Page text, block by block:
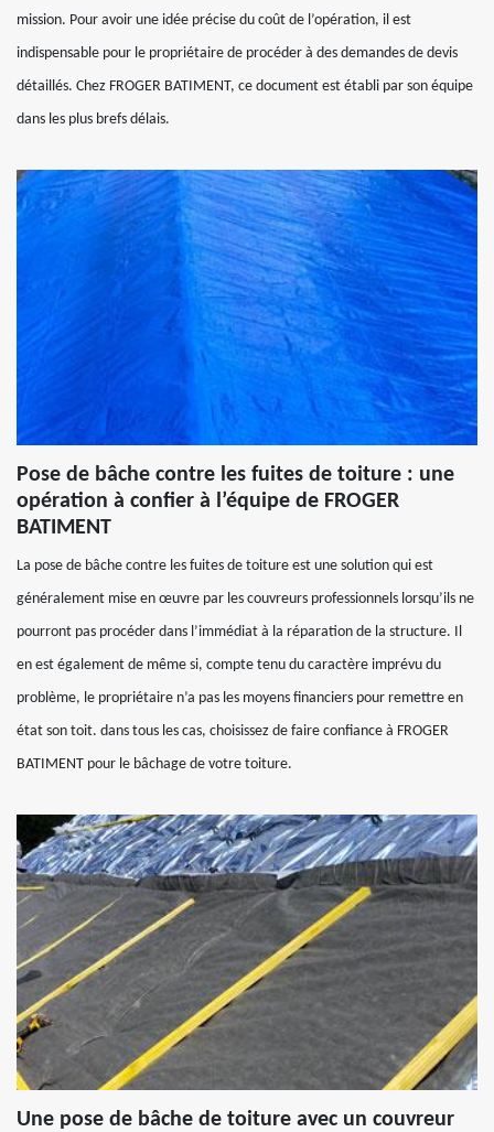
mission. Pour avoir une idée précise du coût de l’opération, il est
indispensable pour le propriétaire de procéder à des demandes de devis
détaillés. Chez FROGER BATIMENT, ce document est établi par son équipe
dans les plus brefs délais.
Pose de bâche contre les fuites de toiture : une
opération à confier à l’équipe de FROGER
BATIMENT
La pose de bâche contre les fuites de toiture est une solution qui est
généralement mise en œuvre par les couvreurs professionnels lorsqu’ils ne
pourront pas procéder dans l’immédiat à la réparation de la structure. Il
en est également de même si, compte tenu du caractère imprévu du
problème, le propriétaire n’a pas les moyens financiers pour remettre en
état son toit. dans tous les cas, choisissez de faire confiance à FROGER
BATIMENT pour le bâchage de votre toiture.
Une pose de bâche de toiture avec un couvreur